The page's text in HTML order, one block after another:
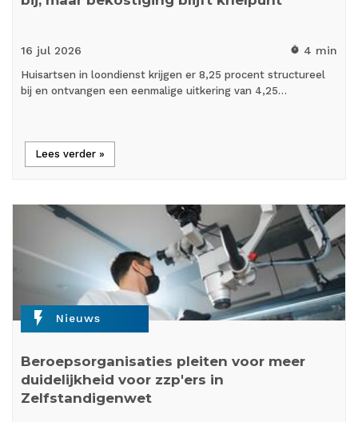
16 jul 2026 timer 4 min
Huisartsen in loondienst krijgen er 8,25 procent structureel
bij en ontvangen een eenmalige uitkering van 4,25…
Lees verder »
flash_on Nieuws
Beroepsorganisaties pleiten voor meer
duidelijkheid voor zzp'ers in
Zelfstandigenwet